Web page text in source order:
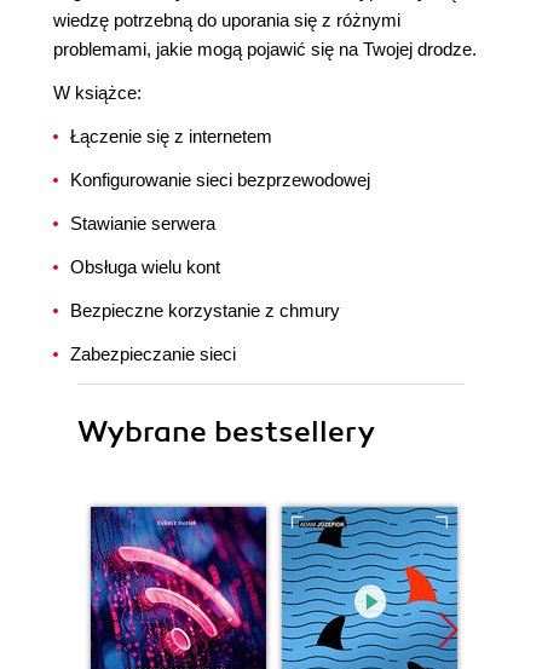
wiedzę potrzebną do uporania się z różnymi
problemami, jakie mogą pojawić się na Twojej drodze.
W książce:
Łączenie się z internetem
Konfigurowanie sieci bezprzewodowej
Stawianie serwera
Obsługa wielu kont
Bezpieczne korzystanie z chmury
Zabezpieczanie sieci
Wybrane bestsellery